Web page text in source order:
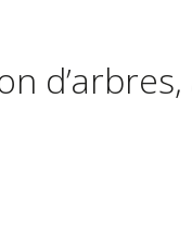
d’arbres,